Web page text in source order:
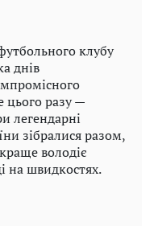
клубу
днів
цього разу —
легендарні
зібралися разом,
володіє
на швидкостях.